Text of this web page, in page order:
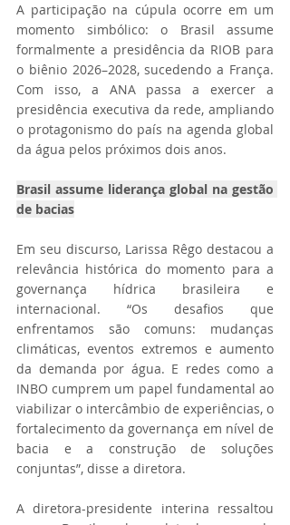
A participação na cúpula ocorre em um
momento simbólico: o Brasil assume
formalmente a presidência da RIOB para
o biênio 2026–2028, sucedendo a França.
Com isso, a ANA passa a exercer a
presidência executiva da rede, ampliando
o protagonismo do país na agenda global
da água pelos próximos dois anos.
Brasil assume liderança global na gestão
de bacias
Em seu discurso, Larissa Rêgo destacou a
relevância histórica do momento para a
governança hídrica brasileira e
internacional. “Os desafios que
enfrentamos são comuns: mudanças
climáticas, eventos extremos e aumento
da demanda por água. E redes como a
INBO cumprem um papel fundamental ao
viabilizar o intercâmbio de experiências, o
fortalecimento da governança em nível de
bacia e a construção de soluções
conjuntas”, disse a diretora.
A diretora-presidente interina ressaltou